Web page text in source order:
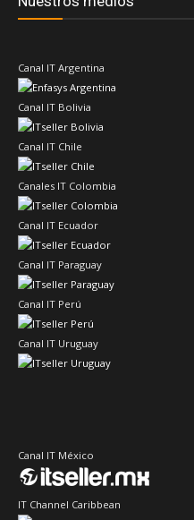
Canal IT Argentina
Canal IT Bolivia
Canal IT Chile
Canales IT Colombia
Canal IT Ecuador
Canal IT Paraguay
Canal IT Perú
Canal IT Uruguay
Canal IT México
IT Channel Caribbean